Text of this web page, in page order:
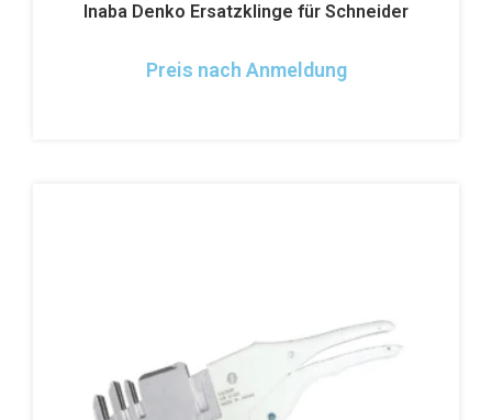
Inaba Denko Ersatzklinge für Schneider
Preis nach Anmeldung